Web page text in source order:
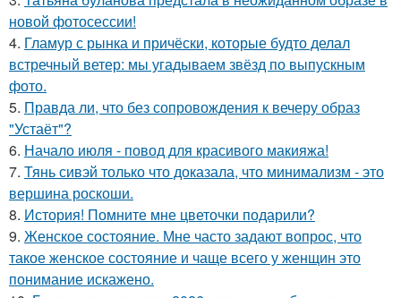
новой фотосессии!
4. Гламур с рынка и причёски, которые будто делал
встречный ветер: мы угадываем звёзд по выпускным
фото.
5. Правда ли, что без сопровождения к вечеру образ
"Устаёт"?
6. Начало июля - повод для красивого макияжа!
7. Тянь сивэй только что доказала, что минимализм - это
вершина роскоши.
8. История! Помните мне цветочки подарили?
9. Женское состояние. Мне часто задают вопрос, что
такое женское состояние и чаще всего у женщин это
понимание искажено.